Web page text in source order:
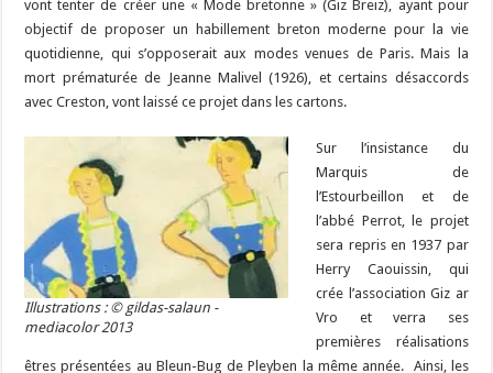
vont tenter de créer une « Mode bretonne » (Giz Breiz), ayant pour
objectif de proposer un habillement breton moderne pour la vie
quotidienne, qui s’opposerait aux modes venues de Paris. Mais la
mort prématurée de Jeanne Malivel (1926), et certains désaccords
avec Creston, vont laissé ce projet dans les cartons.
Illustrations : © gildas-salaun -
mediacolor 2013
Sur l’insistance du
Marquis de
l’Estourbeillon et de
l’abbé Perrot, le projet
sera repris en 1937 par
Herry Caouissin, qui
crée l’association Giz ar
Vro et verra ses
premières réalisations
êtres présentées au Bleun-Bug de Pleyben la même année. Ainsi, les